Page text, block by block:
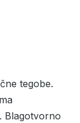
tegobe.
Blagotvorno